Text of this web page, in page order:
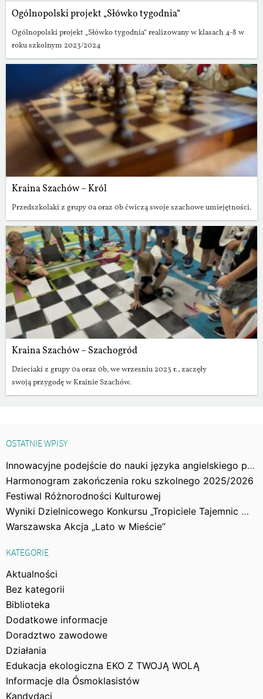
Ogólnopolski projekt „Słówko tygodnia”
Ogólnopolski projekt „Słówko tygodnia” realizowany w klasach 4-8 w
roku szkolnym 2023/2024
Kraina Szachów – Król
Przedszkolaki z grupy 0a oraz 0b ćwiczą swoje szachowe umiejętności.
Kraina Szachów – Szachogród
Dzieciaki z grupy 0a oraz 0b, we wrzesniu 2023 r., zaczęły
swoją przygodę w Krainie Szachów.
OSTATNIE WPISY
Innowacyjne podejście do nauki języka angielskiego poprzez gry
Harmonogram zakończenia roku szkolnego 2025/2026
Festiwal Różnorodności Kulturowej
Wyniki Dzielnicowego Konkursu „Tropiciele Tajemnic Woli”
Warszawska Akcja „Lato w Mieście”
KATEGORIE
Aktualności
Bez kategorii
Biblioteka
Dodatkowe informacje
Doradztwo zawodowe
Działania
Edukacja ekologiczna EKO Z TWOJĄ WOLĄ
Informacje dla Ósmoklasistów
Kandydaci